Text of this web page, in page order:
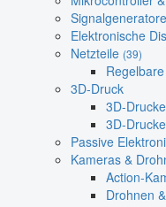
Elektronische
Netzteile (39)
3D-Druck
3D-
3D-
Passive
Kameras &
Action-
Drohnen